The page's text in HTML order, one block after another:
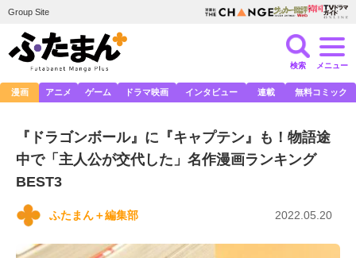
Group Site
検索 メニュー
漫画 アニメ ゲーム ドラマ映画 インタビュー 連載 無料コミック
『ドラゴンボール』に『キャプテン』も！物語途
中で「主人公が交代した」名作漫画ランキング
BEST3
ふたまん＋編集部 2022.05.20